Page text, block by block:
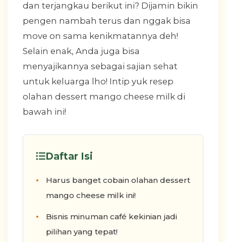
dan terjangkau berikut ini? Dijamin bikin
pengen nambah terus dan nggak bisa
move on sama kenikmatannya deh!
Selain enak, Anda juga bisa
menyajikannya sebagai sajian sehat
untuk keluarga lho! Intip yuk resep
olahan dessert mango cheese milk di
bawah ini!
Daftar Isi
Harus banget cobain olahan dessert
mango cheese milk ini!
Bisnis minuman café kekinian jadi
pilihan yang tepat!